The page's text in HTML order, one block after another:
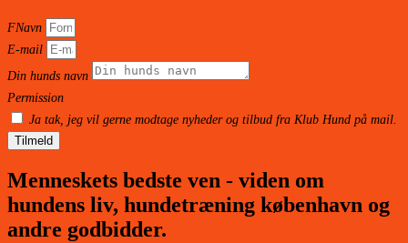
FNavn
E-mail
Din hunds navn
Permission
Ja tak, jeg vil gerne modtage nyheder og tilbud fra Klub Hund på mail.
Tilmeld
Menneskets bedste ven - viden om
hundens liv, hundetræning københavn og
andre godbidder.